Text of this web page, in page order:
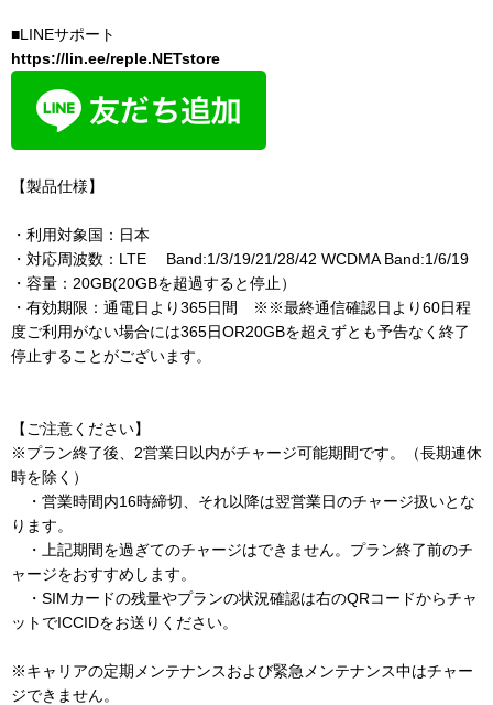
■LINEサポート
https://lin.ee/reple.NETstore
【製品仕様】
・利用対象国：日本
・対応周波数：LTE Band:1/3/19/21/28/42 WCDMA Band:1/6/19
・容量：20GB(20GBを超過すると停止）
・有効期限：通電日より365日間 ※※最終通信確認日より60日程
度ご利用がない場合には365日OR20GBを超えずとも予告なく終了
停止することがございます。
【ご注意ください】
※プラン終了後、2営業日以内がチャージ可能期間です。（長期連休
時を除く）
・営業時間内16時締切、それ以降は翌営業日のチャージ扱いとな
ります。
・上記期間を過ぎてのチャージはできません。プラン終了前のチ
ャージをおすすめします。
・SIMカードの残量やプランの状況確認は右のQRコードからチャ
ットでICCIDをお送りください。
※キャリアの定期メンテナンスおよび緊急メンテナンス中はチャー
ジできません。